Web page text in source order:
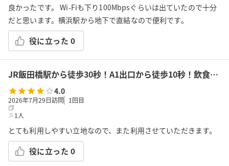
良かったです。 Wi-Fiも下り100Mbpsぐらいは出ていたので十分
だと思います。横浜駅から地下で直結なので便利です。
役に立った 0
JR飯田橋駅から徒歩30秒！A1出口から徒歩10秒！飲食持込可!高速Wi-Fi!会議/ボドゲ/推し活/女子会/サロン/控室などで利用可能!貸会議室KS6飯田橋★
4.0
2026年7月29日訪問 1 回目
1人
とても利用しやすい立地なので、また利用させていただきます。
役に立った 0